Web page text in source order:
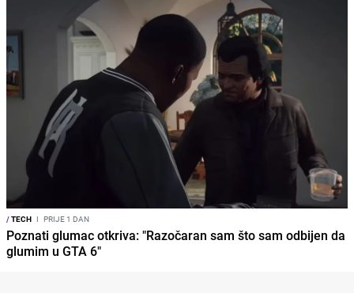
/TECH I PRIJE 1 DAN
Poznati glumac otkriva: "Razočaran sam što sam odbijen da
glumim u GTA 6"